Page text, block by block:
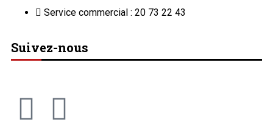
Service commercial : 20 73 22 43
Suivez-nous